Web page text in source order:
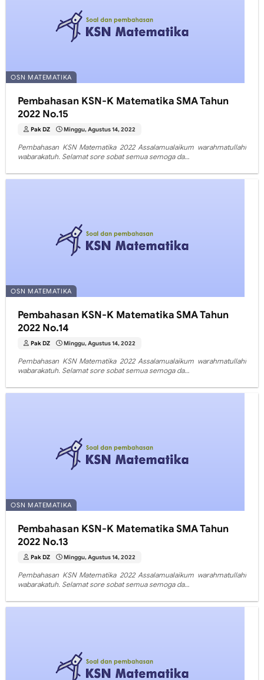
OSN MATEMATIKA
Pembahasan KSN-K Matematika SMA Tahun
2022 No.15
Pak DZ Minggu, Agustus 14, 2022
Pembahasan KSN Matematika 2022 Assalamualaikum warahmatullahi
wabarakatuh. Selamat sore sobat semua semoga da…
OSN MATEMATIKA
Pembahasan KSN-K Matematika SMA Tahun
2022 No.14
Pak DZ Minggu, Agustus 14, 2022
Pembahasan KSN Matematika 2022 Assalamualaikum warahmatullahi
wabarakatuh. Selamat sore sobat semua semoga da…
OSN MATEMATIKA
Pembahasan KSN-K Matematika SMA Tahun
2022 No.13
Pak DZ Minggu, Agustus 14, 2022
Pembahasan KSN Matematika 2022 Assalamualaikum warahmatullahi
wabarakatuh. Selamat sore sobat semua semoga da…